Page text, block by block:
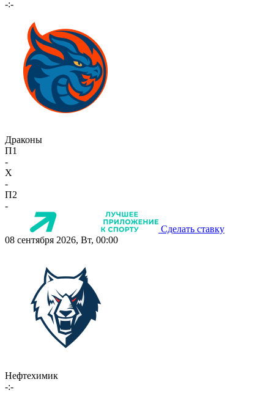
-:-
Драконы
П1
-
X
-
П2
-
Сделать ставку
08 сентября 2026, Вт, 00:00
Нефтехимик
-:-